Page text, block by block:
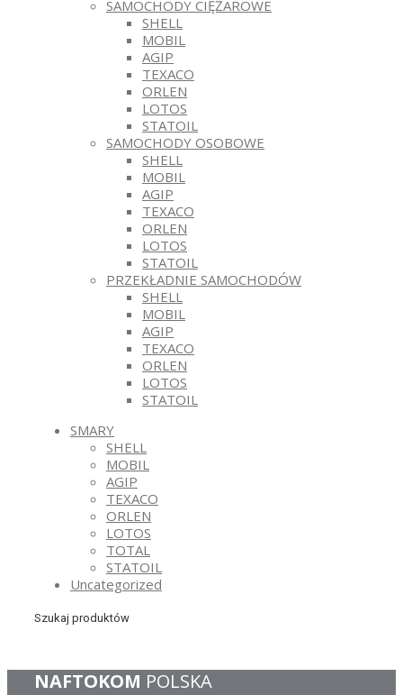
SAMOCHODY CIĘŻAROWE
SHELL
MOBIL
AGIP
TEXACO
ORLEN
LOTOS
STATOIL
SAMOCHODY OSOBOWE
SHELL
MOBIL
AGIP
TEXACO
ORLEN
LOTOS
STATOIL
PRZEKŁADNIE SAMOCHODÓW
SHELL
MOBIL
AGIP
TEXACO
ORLEN
LOTOS
STATOIL
SMARY
SHELL
MOBIL
AGIP
TEXACO
ORLEN
LOTOS
TOTAL
STATOIL
Uncategorized
Szukaj produktów
NAFTOKOM POLSKA